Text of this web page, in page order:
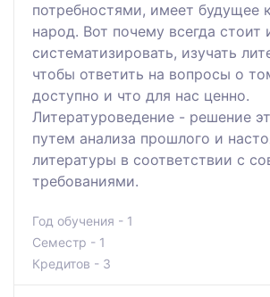
потребностями, имеет будущее
народ. Вот почему всегда стоит
систематизировать, изучать
чтобы ответить на вопросы о
доступно и что для нас ценно.
Литературоведение - решение
путем анализа прошлого и
литературы в соответствии с
требованиями.
Год обучения - 1
Семестр - 1
Кредитов - 3